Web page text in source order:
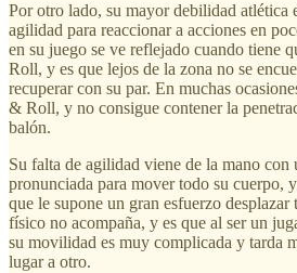
Por otro lado, su mayor debilidad atlética
agilidad para reaccionar a acciones en
en su juego se ve reflejado cuando tiene
Roll, y es que lejos de la zona no se
recuperar con su par. En muchas
& Roll, y no consigue contener la
balón.
Su falta de agilidad viene de la mano con
pronunciada para mover todo su cuerpo,
que le supone un gran esfuerzo desplazar
físico no acompaña, y es que al ser un
su movilidad es muy complicada y tarda
lugar a otro.